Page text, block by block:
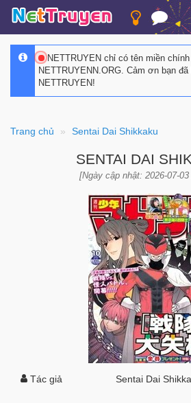
NETTRUYEN chỉ có tên miền
NETTRUYENN.ORG. Cảm ơn bạn đã
NETTRUYEN!
Trang chủ Sentai Dai Shikkaku
SENTAI DAI
[Ngày cập nhật: 2026-07-03
Tác giả Sentai Dai